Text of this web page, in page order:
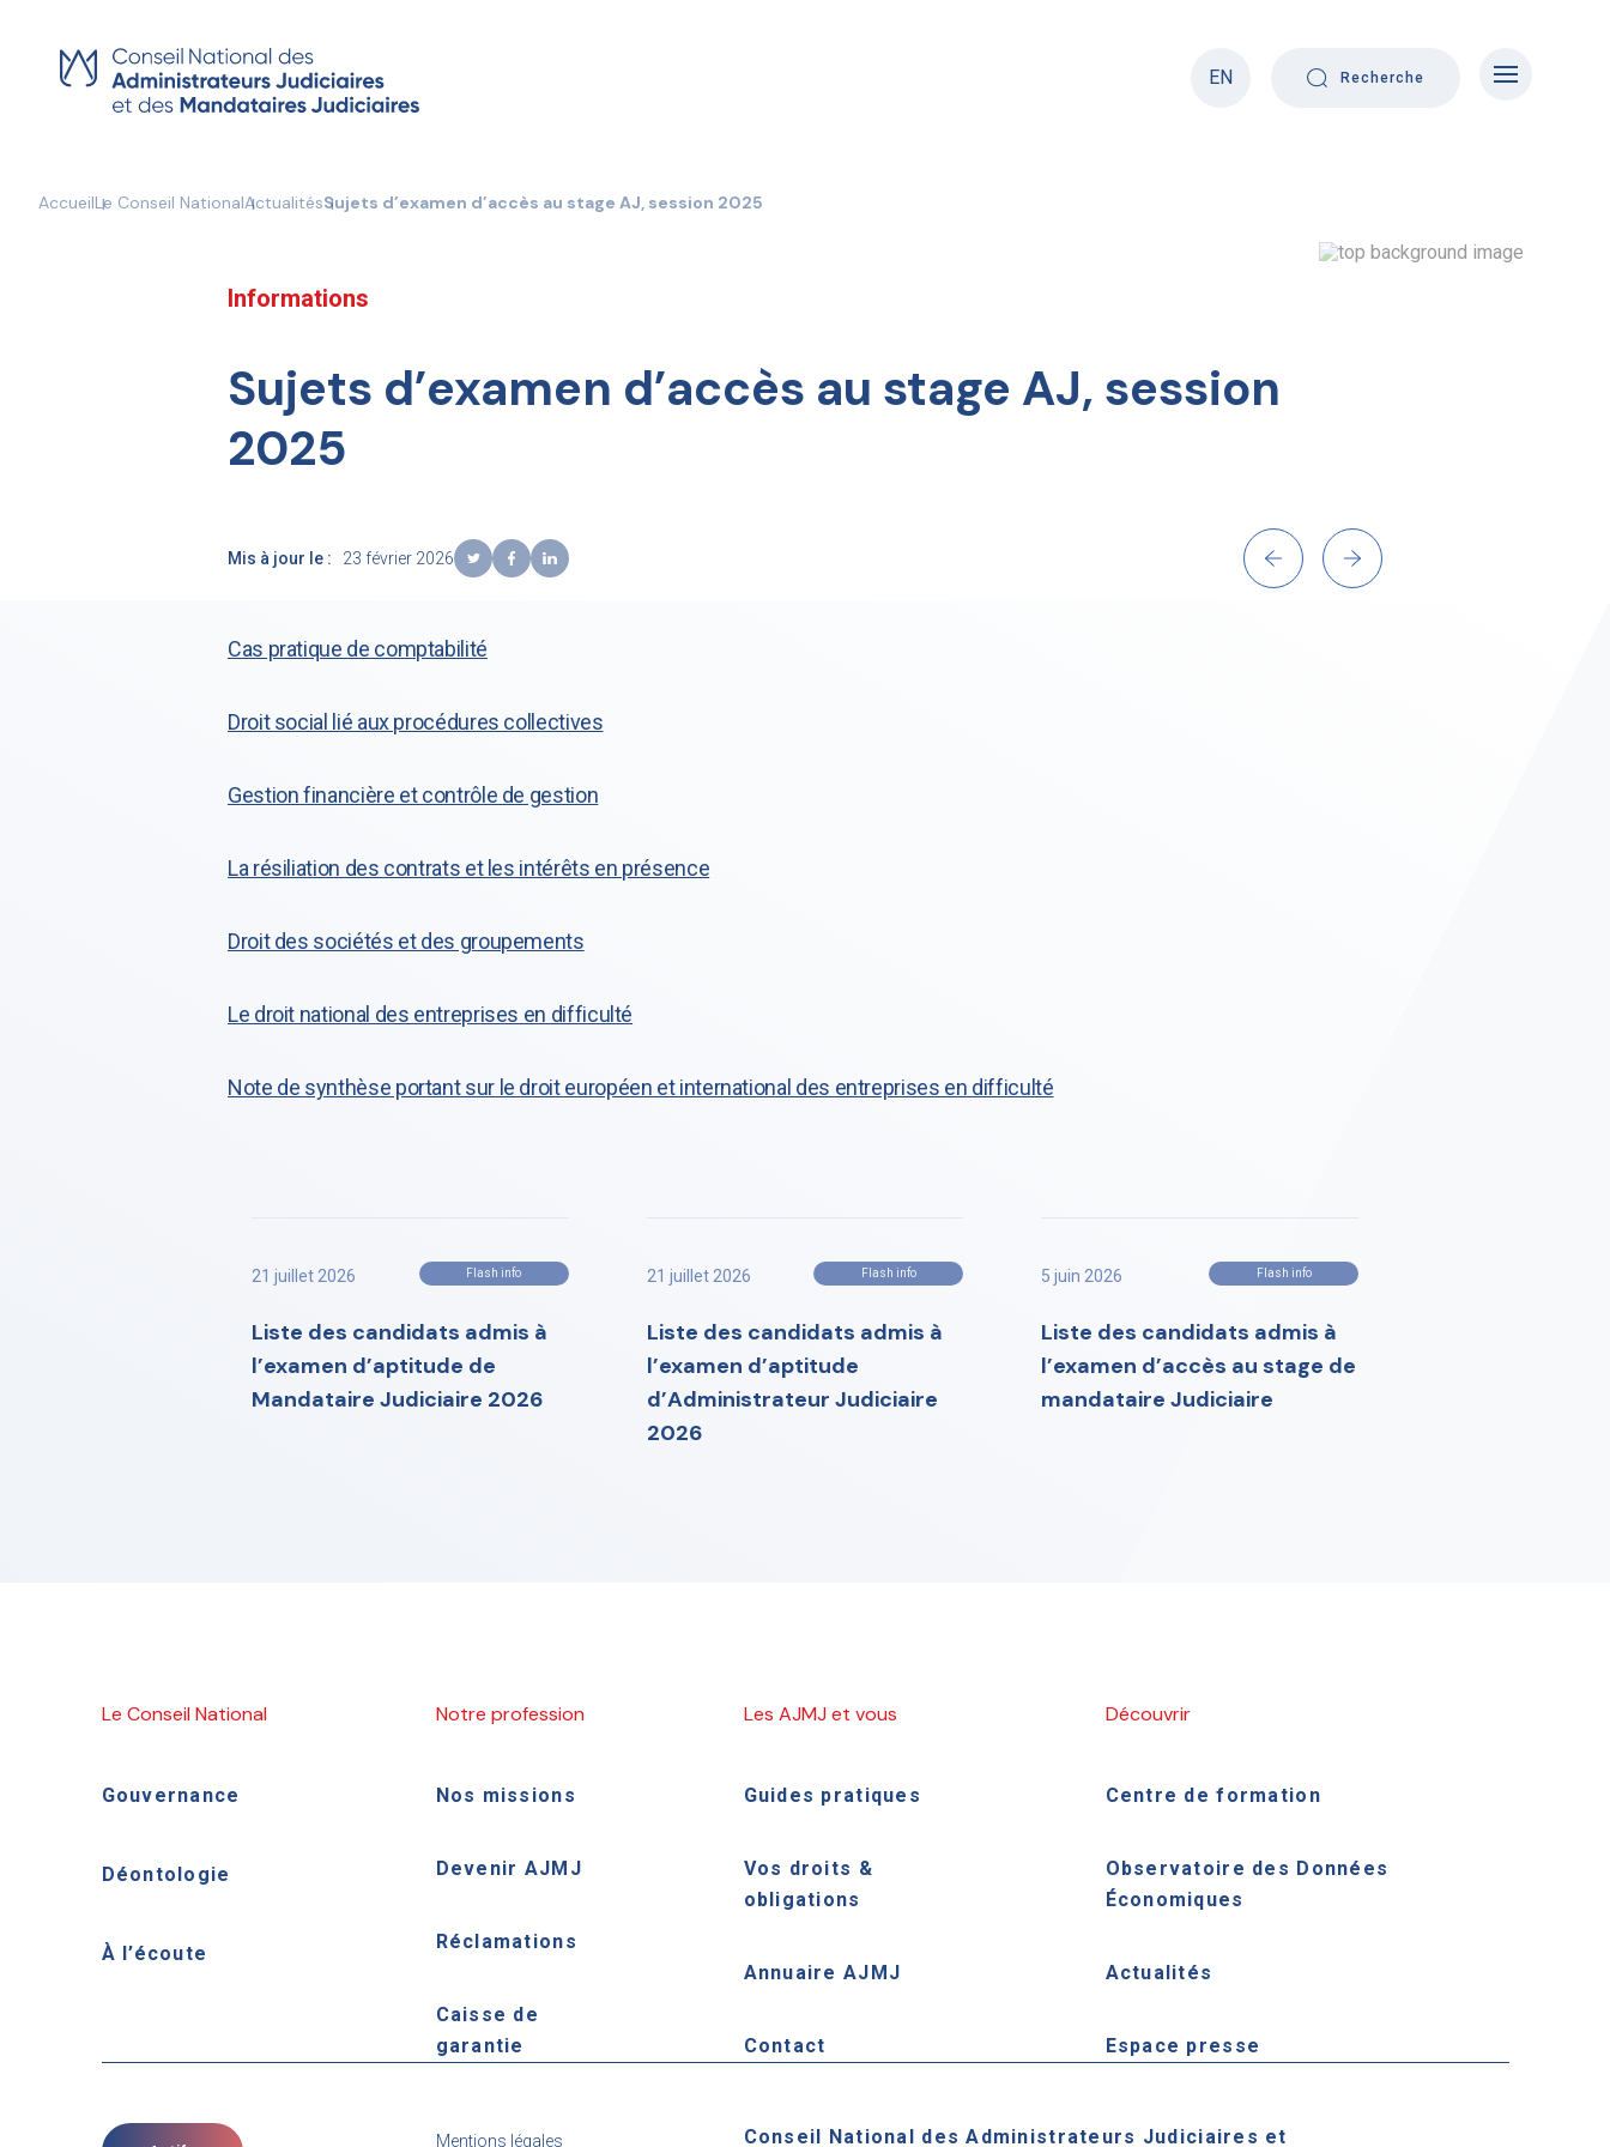
content
EN
Recherche
AccueilLe Conseil NationalActualitésSujets d’examen d’accès au stage AJ, session 2025
Informations
Sujets d’examen d’accès au stage AJ, session
2025
Mis à jour le : 23 février 2026
Cas pratique de comptabilité
Droit social lié aux procédures collectives
Gestion financière et contrôle de gestion
La résiliation des contrats et les intérêts en présence
Droit des sociétés et des groupements
Le droit national des entreprises en difficulté
Note de synthèse portant sur le droit européen et international des entreprises en difficulté
21 juillet 2026 Flash info
Liste des candidats admis à
l’examen d’aptitude de
Mandataire Judiciaire 2026
21 juillet 2026 Flash info
Liste des candidats admis à
l’examen d’aptitude
d’Administrateur Judiciaire
2026
5 juin 2026 Flash info
Liste des candidats admis à
l’examen d’accès au stage de
mandataire Judiciaire
Le Conseil National
Gouvernance
Déontologie
À l’écoute
Notre profession
Nos missions
Devenir AJMJ
Réclamations
Caisse de
garantie
Les AJMJ et vous
Guides pratiques
Vos droits &
obligations
Annuaire AJMJ
Contact
Découvrir
Centre de formation
Observatoire des Données
Économiques
Actualités
Espace presse
Mentions légales Conseil National des Administrateurs Judiciaires et